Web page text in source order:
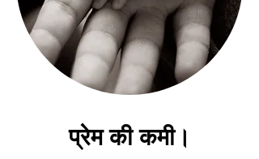
प्रेम की कमी।